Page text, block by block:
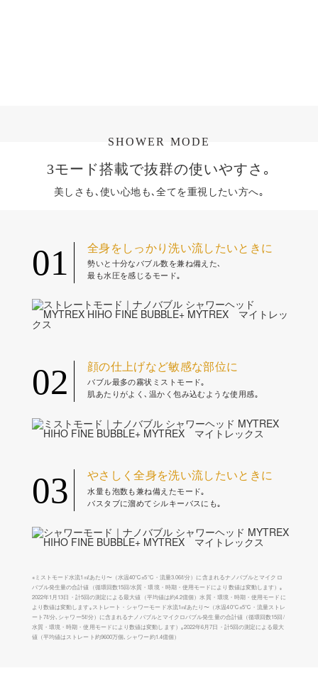
SHOWER MODE
3モード搭載で抜群の使いやすさ｡
美しさも､使い心地も､全てを重視したい方へ｡
01 全身をしっかり洗い流したいときに
勢いと十分なバブル数を兼ね備えた､
最も水圧を感じるモード｡
02 顔の仕上げなど敏感な部位に
バブル最多の霧状ミストモード｡
肌あたりがよく､温かく包み込むような使用感｡
03 やさしく全身を洗い流したいときに
水量も泡数も兼ね備えたモード｡
バスタブに溜めてシルキーバスにも｡
※ミストモード水流1㎖あたり〜（水温40℃±5℃・流量3.06ℓ/分）に含まれるナノバブルとマイクロ
バブル発生量の合計値（循環回数15回/水質・環境・時期・使用モードにより数値は変動します）｡
2022年1月13日・計5回の測定による最大値（平均値は約4.2億個）水質・環境・時期・使用モードに
より数値は変動します｡ストレート・シャワーモード水流1㎖あたり〜（水温40℃±5℃・流量ストレ
ート7ℓ/分､シャワー5ℓ/分）に含まれるナノバブルとマイクロバブル発生量の合計値（循環回数15回/
水質・環境・時期・使用モードにより数値は変動します）｡2022年6月7日・計5回の測定による最大
値（平均値はストレート約9600万個､シャワー約1.4億個）